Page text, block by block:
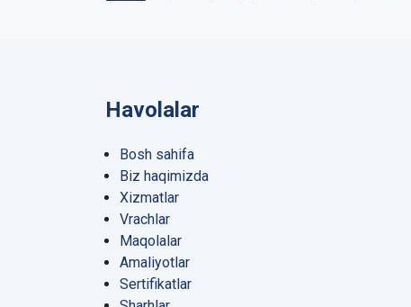
Havolalar
Bosh sahifa
Biz haqimizda
Xizmatlar
Vrachlar
Maqolalar
Amaliyotlar
Sertifikatlar